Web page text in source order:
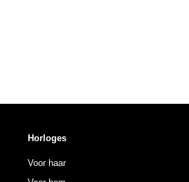
Horloges
Voor haar